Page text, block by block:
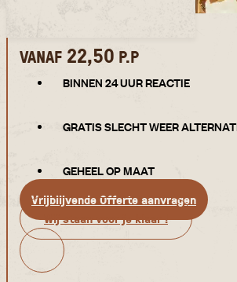
VANAF 22,50 P.P
BINNEN 24 UUR REACTIE
GRATIS SLECHT WEER
GEHEEL OP MAAT
Vrijblijvende Offerte aanvragen
Wij staan voor je klaar !